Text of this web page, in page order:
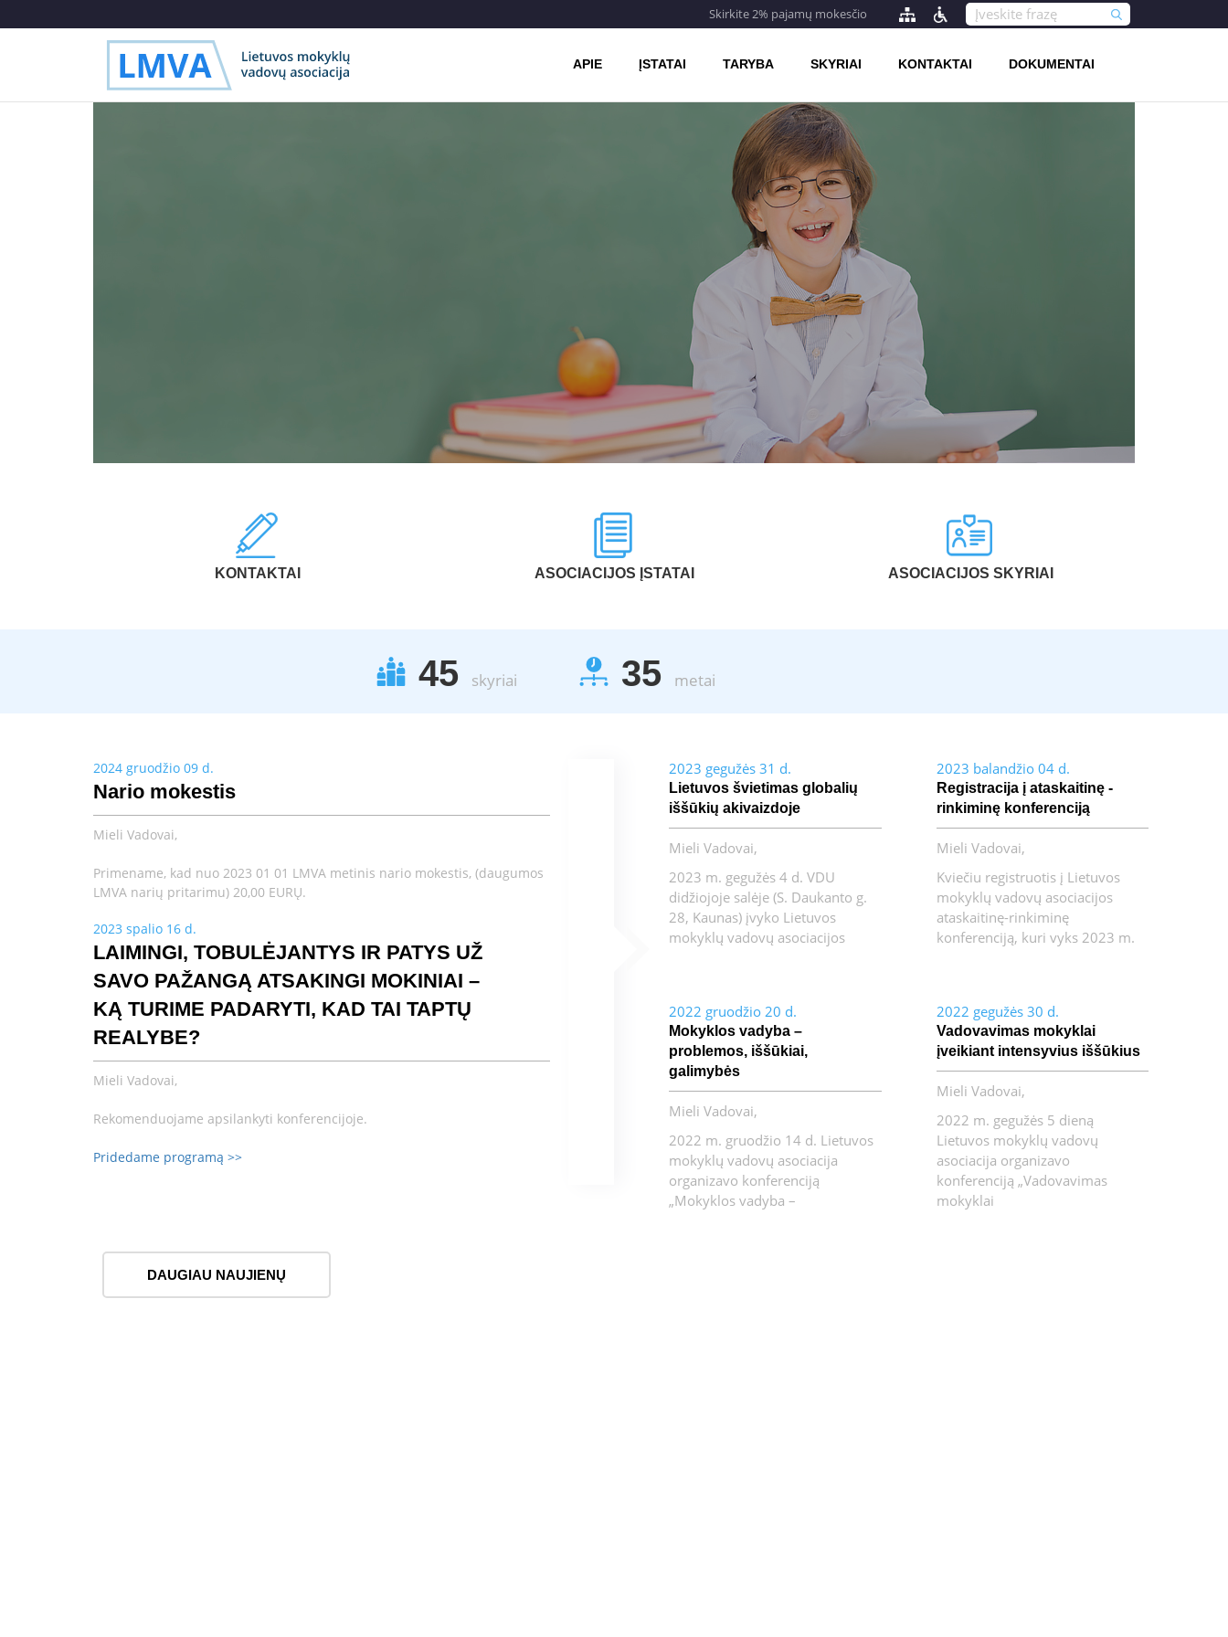
Skirkite 2% pajamų mokesčio
APIE ĮSTATAI TARYBA SKYRIAI KONTAKTAI DOKUMENTAI
KONTAKTAI ASOCIACIJOS ĮSTATAI ASOCIACIJOS SKYRIAI
45 skyriai 35 metai
2024 gruodžio 09 d.
Nario mokestis
Mieli Vadovai,
Primename, kad nuo 2023 01 01 LMVA metinis nario mokestis, (daugumos
LMVA narių pritarimu) 20,00 EURŲ.
2023 spalio 16 d.
LAIMINGI, TOBULĖJANTYS IR PATYS UŽ
SAVO PAŽANGĄ ATSAKINGI MOKINIAI –
KĄ TURIME PADARYTI, KAD TAI TAPTŲ
REALYBE?
Mieli Vadovai,
Rekomenduojame apsilankyti konferencijoje.
Pridedame programą >>
2023 gegužės 31 d.
Lietuvos švietimas globalių
iššūkių akivaizdoje
Mieli Vadovai,
2023 m. gegužės 4 d. VDU
didžiojoje salėje (S. Daukanto g.
28, Kaunas) įvyko Lietuvos
mokyklų vadovų asociacijos
2023 balandžio 04 d.
Registracija į ataskaitinę -
rinkiminę konferenciją
Mieli Vadovai,
Kviečiu registruotis į Lietuvos
mokyklų vadovų asociacijos
ataskaitinę-rinkiminę
konferenciją, kuri vyks 2023 m.
2022 gruodžio 20 d.
Mokyklos vadyba –
problemos, iššūkiai,
galimybės
Mieli Vadovai,
2022 m. gruodžio 14 d. Lietuvos
mokyklų vadovų asociacija
organizavo konferenciją
„Mokyklos vadyba –
2022 gegužės 30 d.
Vadovavimas mokyklai
įveikiant intensyvius iššūkius
Mieli Vadovai,
2022 m. gegužės 5 dieną
Lietuvos mokyklų vadovų
asociacija organizavo
konferenciją „Vadovavimas
mokyklai
DAUGIAU NAUJIENŲ